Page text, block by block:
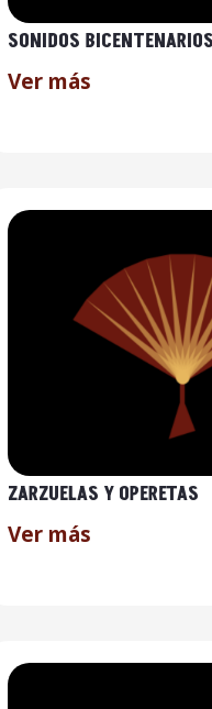
SONIDOS BICENTENARIOS
Ver más
ZARZUELAS Y OPERETAS
Ver más